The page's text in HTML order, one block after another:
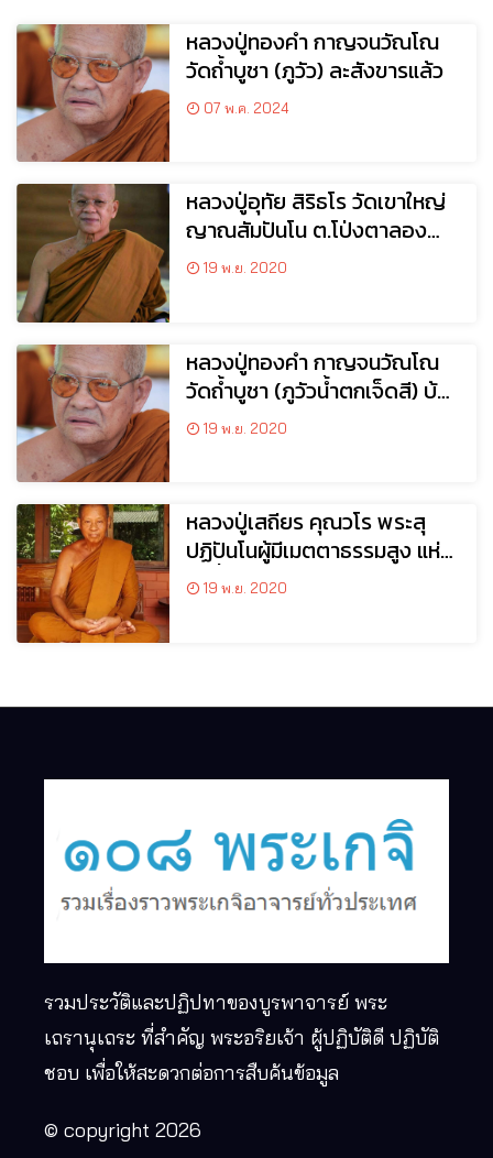
หลวงปู่ทองคำ กาญจนวัณโณ
วัดถ้ำบูชา (ภูวัว) ละสังขารแล้ว
07 พ.ค. 2024
หลวงปู่อุทัย สิริธโร วัดเขาใหญ่
ญาณสัมปันโน ต.โป่งตาลอง
อ.ปากช่อง นครราชสีมา
19 พ.ย. 2020
หลวงปู่ทองคำ กาญจนวัณโณ
วัดถ้ำบูชา (ภูวัวน้ำตกเจ็ดสี) บ้าน
ดอนเสียด ต.บ้านต้อง อ.เซกา
19 พ.ย. 2020
หลวงปู่เสถียร คุณวโร พระสุ
ปฏิปันโนผู้มีเมตตาธรรมสูง แห่ง
วัดถ้ำพระภูวัว อ.เซกา จ.บึงกาฬ
19 พ.ย. 2020
รวมประวัติและปฏิปทาของบูรพาจารย์ พระ
เถรานุเถระ ที่สำคัญ พระอริยเจ้า ผู้ปฏิบัติดี ปฏิบัติ
ชอบ เพื่อให้สะดวกต่อการสืบค้นข้อมูล
© copyright 2026